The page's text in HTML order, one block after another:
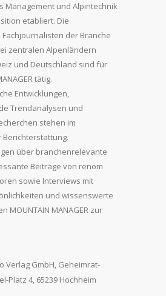
Management und Alpintechnik
etabliert. Die
der Branche
zentralen Alpenländern
und Deutschland sind für
tätig.
Entwicklungen,
Trendanalysen und
stehen im
über branchenrelevante
Beiträge von renom
sowie Interviews mit
und wissenswerte
MOUNTAIN MANAGER zur
Verlag GmbH, Geheimrat-
Platz 4, 65239 Hochheim